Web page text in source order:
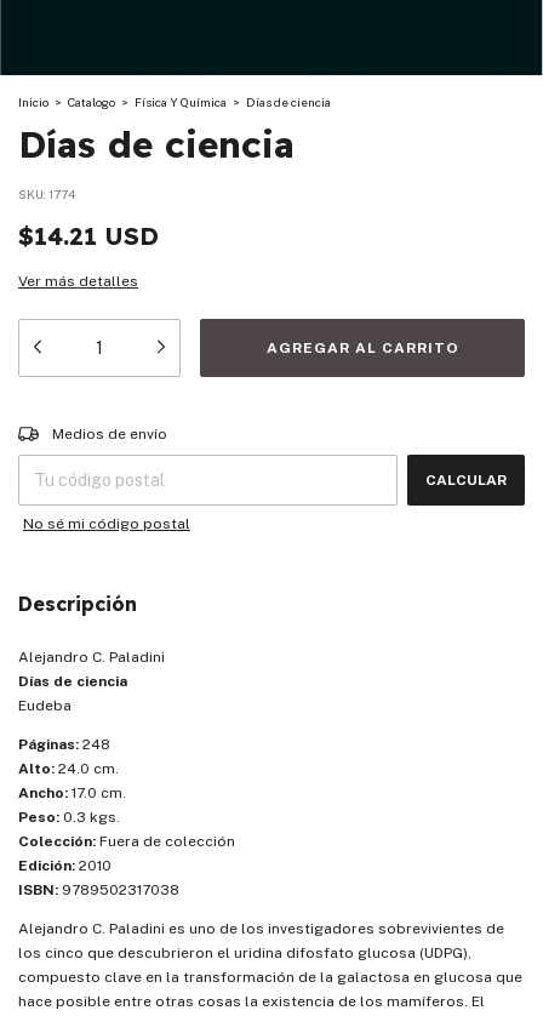
Inicio > Catalogo > Física Y Química > Días de ciencia
Días de ciencia
SKU: 1774
$14.21 USD
Ver más detalles
Entregas para el CP:
Medios de envío
CALCULAR
No sé mi código postal
Descripción
Alejandro C. Paladini
Días de ciencia
Eudeba
Páginas: 248
Alto: 24.0 cm.
Ancho: 17.0 cm.
Peso: 0.3 kgs.
Colección: Fuera de colección
Edición: 2010
ISBN: 9789502317038
Alejandro C. Paladini es uno de los investigadores sobrevivientes de
los cinco que descubrieron el uridina difosfato glucosa (UDPG),
compuesto clave en la transformación de la galactosa en glucosa que
hace posible entre otras cosas la existencia de los mamíferos. El